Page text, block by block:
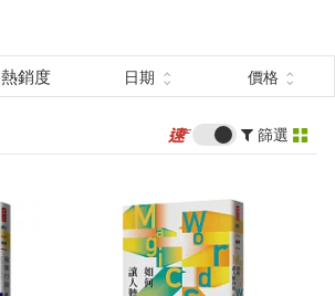
圖書(9)
熱銷度 日期 價格
篩選